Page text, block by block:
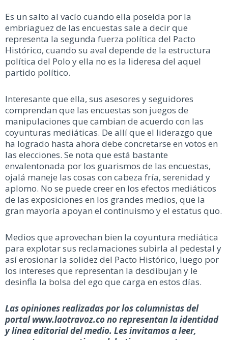
Es un salto al vacío cuando ella poseída por la
embriaguez de las encuestas sale a decir que
representa la segunda fuerza política del Pacto
Histórico, cuando su aval depende de la estructura
política del Polo y ella no es la lideresa del aquel
partido político.
Interesante que ella, sus asesores y seguidores
comprendan que las encuestas son juegos de
manipulaciones que cambian de acuerdo con las
coyunturas mediáticas. De allí que el liderazgo que
ha logrado hasta ahora debe concretarse en votos en
las elecciones. Se nota que está bastante
envalentonada por los guarismos de las encuestas,
ojalá maneje las cosas con cabeza fría, serenidad y
aplomo. No se puede creer en los efectos mediáticos
de las exposiciones en los grandes medios, que la
gran mayoría apoyan el continuismo y el estatus quo.
Medios que aprovechan bien la coyuntura mediática
para explotar sus reclamaciones subirla al pedestal y
así erosionar la solidez del Pacto Histórico, luego por
los intereses que representan la desdibujan y le
desinfla la bolsa del ego que carga en estos días.
Las opiniones realizadas por los columnistas del
portal www.laotravoz.co no representan la identidad
y línea editorial del medio. Les invitamos a leer,